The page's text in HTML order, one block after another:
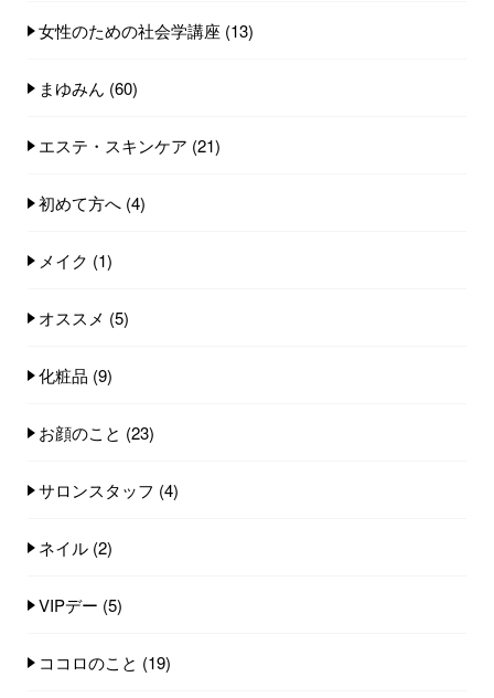
女性のための社会学講座 (13)
まゆみん (60)
エステ・スキンケア (21)
初めて方へ (4)
メイク (1)
オススメ (5)
化粧品 (9)
お顔のこと (23)
サロンスタッフ (4)
ネイル (2)
VIPデー (5)
ココロのこと (19)